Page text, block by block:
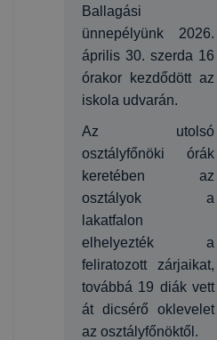
Ballagási
ünnepélyünk 2026.
április 30. szerda 16
órakor kezdődött az
iskola udvarán.
Az utolsó
osztályfőnöki órák
keretében az
osztályok a
lakatfalon
elhelyezték a
feliratozott zárjaikat,
továbbá 19 diák vett
át dicsérő oklevelet
az osztályfőnöktől.